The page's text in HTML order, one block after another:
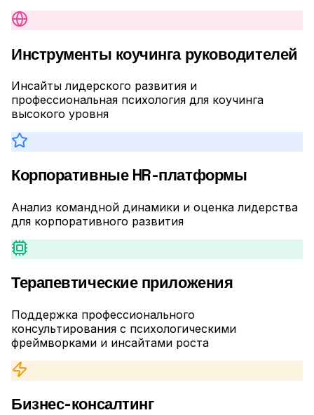
Инструменты коучинга руководителей
Инсайты лидерского развития и
профессиональная психология для коучинга
высокого уровня
Корпоративные HR-платформы
Анализ командной динамики и оценка лидерства
для корпоративного развития
Терапевтические приложения
Поддержка профессионального
консультирования с психологическими
фреймворками и инсайтами роста
Бизнес-консалтинг